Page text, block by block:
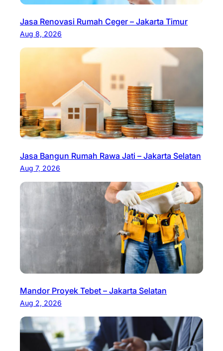
Jasa Renovasi Rumah Ceger – Jakarta Timur
Aug 8, 2026
Jasa Bangun Rumah Rawa Jati – Jakarta Selatan
Aug 7, 2026
Mandor Proyek Tebet – Jakarta Selatan
Aug 2, 2026